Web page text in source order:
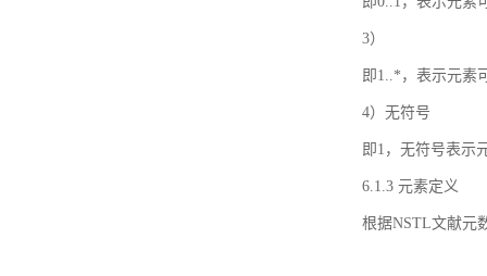
3）
即1..*，表示元素
4）无符号
即1，无符号表示
6.1.3 元素定义
根据NSTL文献元